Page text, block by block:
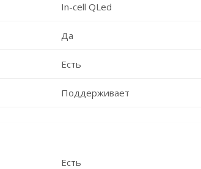
In-cell QLed
Да
Есть
Поддерживает
Есть